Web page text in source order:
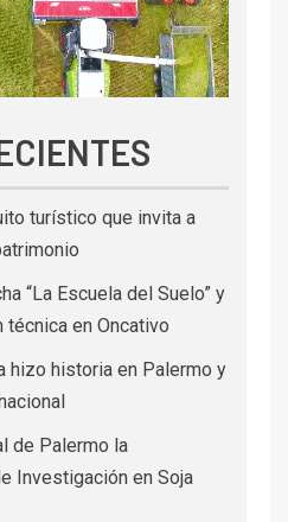
turístico que invita a
“La Escuela del Suelo” y
en Oncativo
hizo historia en Palermo y
de Palermo la
Investigación en Soja